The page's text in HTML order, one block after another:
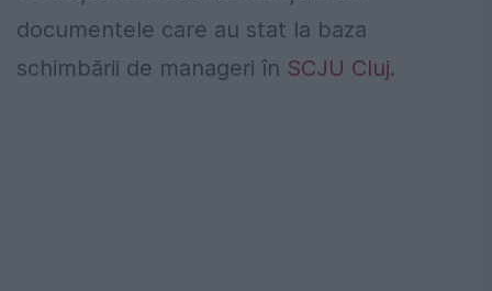
documentele care au stat la baza
schimbării de manageri în SCJU Cluj.